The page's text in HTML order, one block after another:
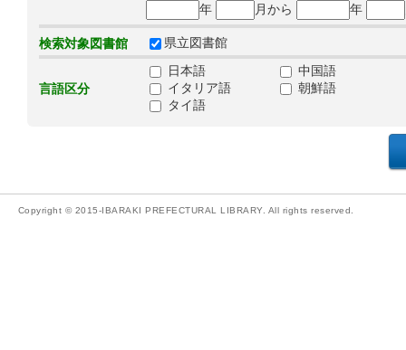
年
月から 年
検索対象図書館 県立図書館
言語区分
日本語
中国語
イタリア語
朝鮮語
タイ語
Copyright © 2015-IBARAKI PREFECTURAL LIBRARY. All rights reserved.